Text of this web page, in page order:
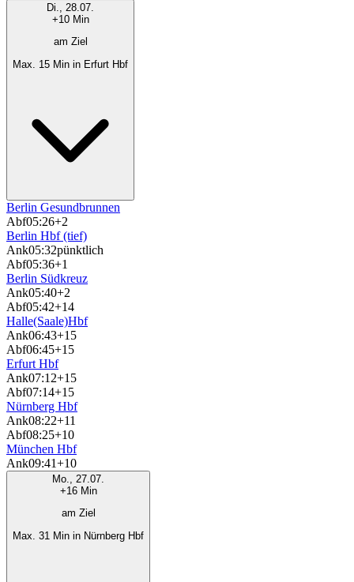
Di., 28.07.
+10 Min
am Ziel
Max. 15 Min in Erfurt Hbf
Berlin Gesundbrunnen
Abf05:26+2
Berlin Hbf (tief)
Ank05:32pünktlich
Abf05:36+1
Berlin Südkreuz
Ank05:40+2
Abf05:42+14
Halle(Saale)Hbf
Ank06:43+15
Abf06:45+15
Erfurt Hbf
Ank07:12+15
Abf07:14+15
Nürnberg Hbf
Ank08:22+11
Abf08:25+10
München Hbf
Ank09:41+10
Mo., 27.07.
+16 Min
am Ziel
Max. 31 Min in Nürnberg Hbf